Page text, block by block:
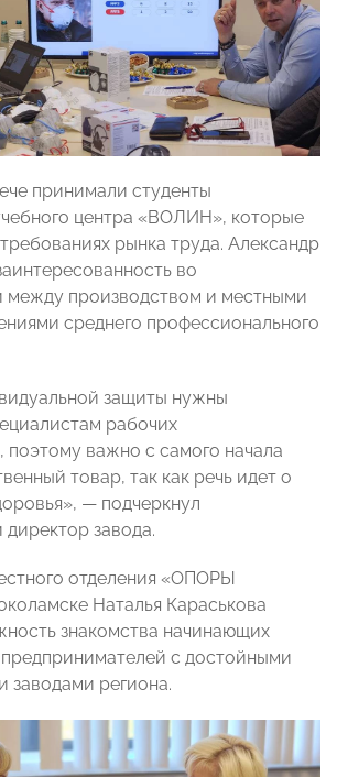
принимали студенты
центра «ВОЛИН», которые
рынка труда. Александр
во
между производством и местными
среднего профессионального
защиты нужны
рабочих
поэтому важно с самого начала
товар, так как речь идет о
— подчеркнул
завода.
отделения «ОПОРЫ
Наталья Караськова
знакомства начинающих
с достойными
заводами региона.